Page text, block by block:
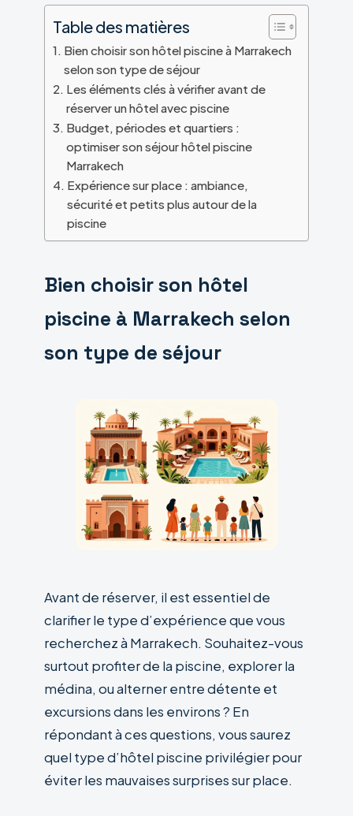
Table des matières
Bien choisir son hôtel piscine à Marrakech
selon son type de séjour
Les éléments clés à vérifier avant de
réserver un hôtel avec piscine
Budget, périodes et quartiers :
optimiser son séjour hôtel piscine
Marrakech
Expérience sur place : ambiance,
sécurité et petits plus autour de la
piscine
Bien choisir son hôtel
piscine à Marrakech selon
son type de séjour
Avant de réserver, il est essentiel de
clarifier le type d’expérience que vous
recherchez à Marrakech. Souhaitez-vous
surtout profiter de la piscine, explorer la
médina, ou alterner entre détente et
excursions dans les environs ? En
répondant à ces questions, vous saurez
quel type d’hôtel piscine privilégier pour
éviter les mauvaises surprises sur place.